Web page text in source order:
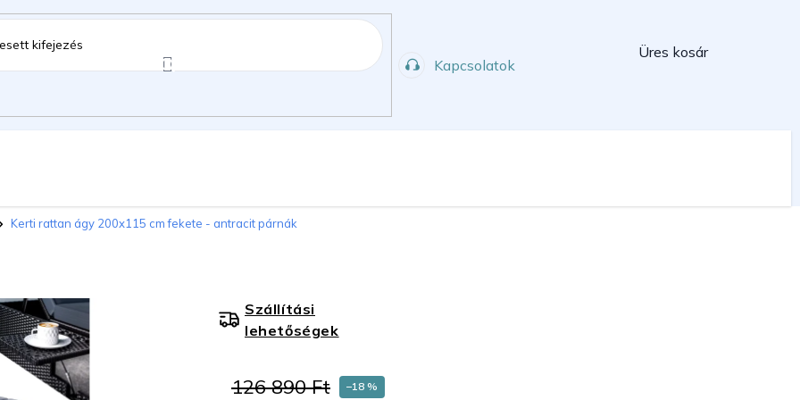
Kapcsolatok
Kosár
Üres kosár
Kerti rattan ágy 200x115 cm fekete - antracit párnák
126 890 Ft –18 %
Szállítási
lehetőségek